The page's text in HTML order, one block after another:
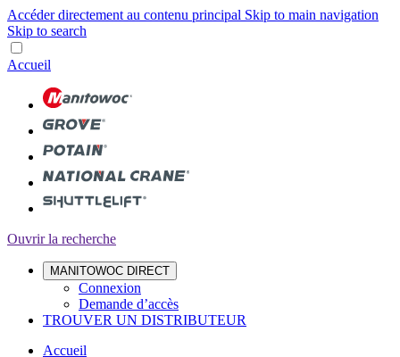
Accéder directement au contenu principal Skip to main navigation
Skip to search
Accueil
Ouvrir la recherche
MANITOWOC DIRECT
Connexion
Demande d’accès
TROUVER UN DISTRIBUTEUR
Accueil